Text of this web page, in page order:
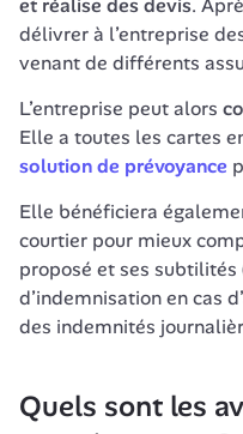
et réalise des devis.
délivrer à l’entreprise
L’entreprise peut alors
Elle a toutes les cartes
solution de prévoyance
Elle bénéficiera
courtier pour mieux
proposé et ses subtilités
d’indemnisation en cas
Quels sont les